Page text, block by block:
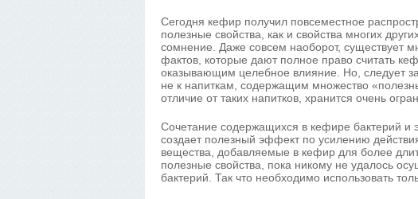
Сегодня кефир получил повсеместное
полезные свойства, как и свойства многих
сомнение. Даже совсем наоборот, существует
фактов, которые дают полное право считать
оказывающим целебное влияние. Но, следует
не к напиткам, содержащим множество
отличие от таких напитков, хранится очень
Сочетание содержащихся в кефире бактерий и
создает полезный эффект по усилению
вещества, добавляемые в кефир для более
полезные свойства, пока никому не удалось
бактерий. Так что необходимо использовать